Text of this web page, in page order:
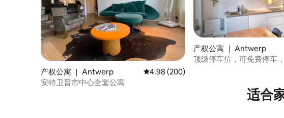
产权公寓 ｜ Antwerp 平均评分 4.98 分（满分 5 分），共 200 条
4.98 (200)
安特卫普市中心全套公寓
产权公寓 ｜ Antwerp
顶级停车位，可免费停车
适合